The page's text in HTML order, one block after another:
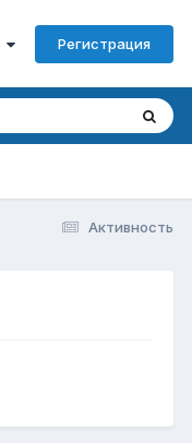
Регистрация
Активность